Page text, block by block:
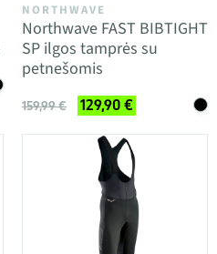
NORTHWAVE
Northwave FAST BIBTIGHT
SP ilgos tamprės su
petnešomis
159,99 € 129,90 €